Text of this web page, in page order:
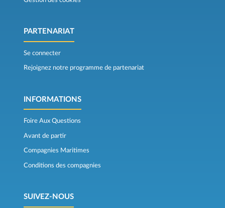
PARTENARIAT
Se connecter
Rejoignez notre programme de partenariat
INFORMATIONS
Foire Aux Questions
Avant de partir
Compagnies Maritimes
Conditions des compagnies
SUIVEZ-NOUS